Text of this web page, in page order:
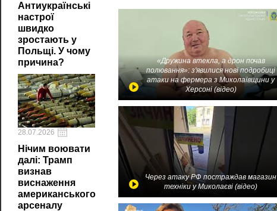
Антиукраїнські
настрої
швидко
зростають у
Польщі. У чому
причина?
28.07.2026
Нічим воювати
далі: Трамп
визнав
виснаження
американського
арсеналу
«Дружина втекла, а дрон почав
полювання»: з'явилися нові подробиці
атаки на фермера з Миколаївщини у
Херсоні (відео)
Через атаку РФ постраждав магазин
техніки у Миколаєві (відео)